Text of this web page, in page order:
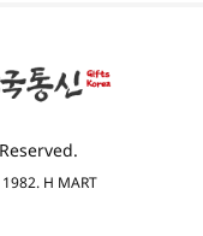
H MART